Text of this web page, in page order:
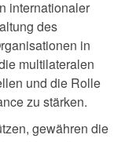
internationaler
des
in
multilateralen
und die Rolle
zu stärken.
gewähren die